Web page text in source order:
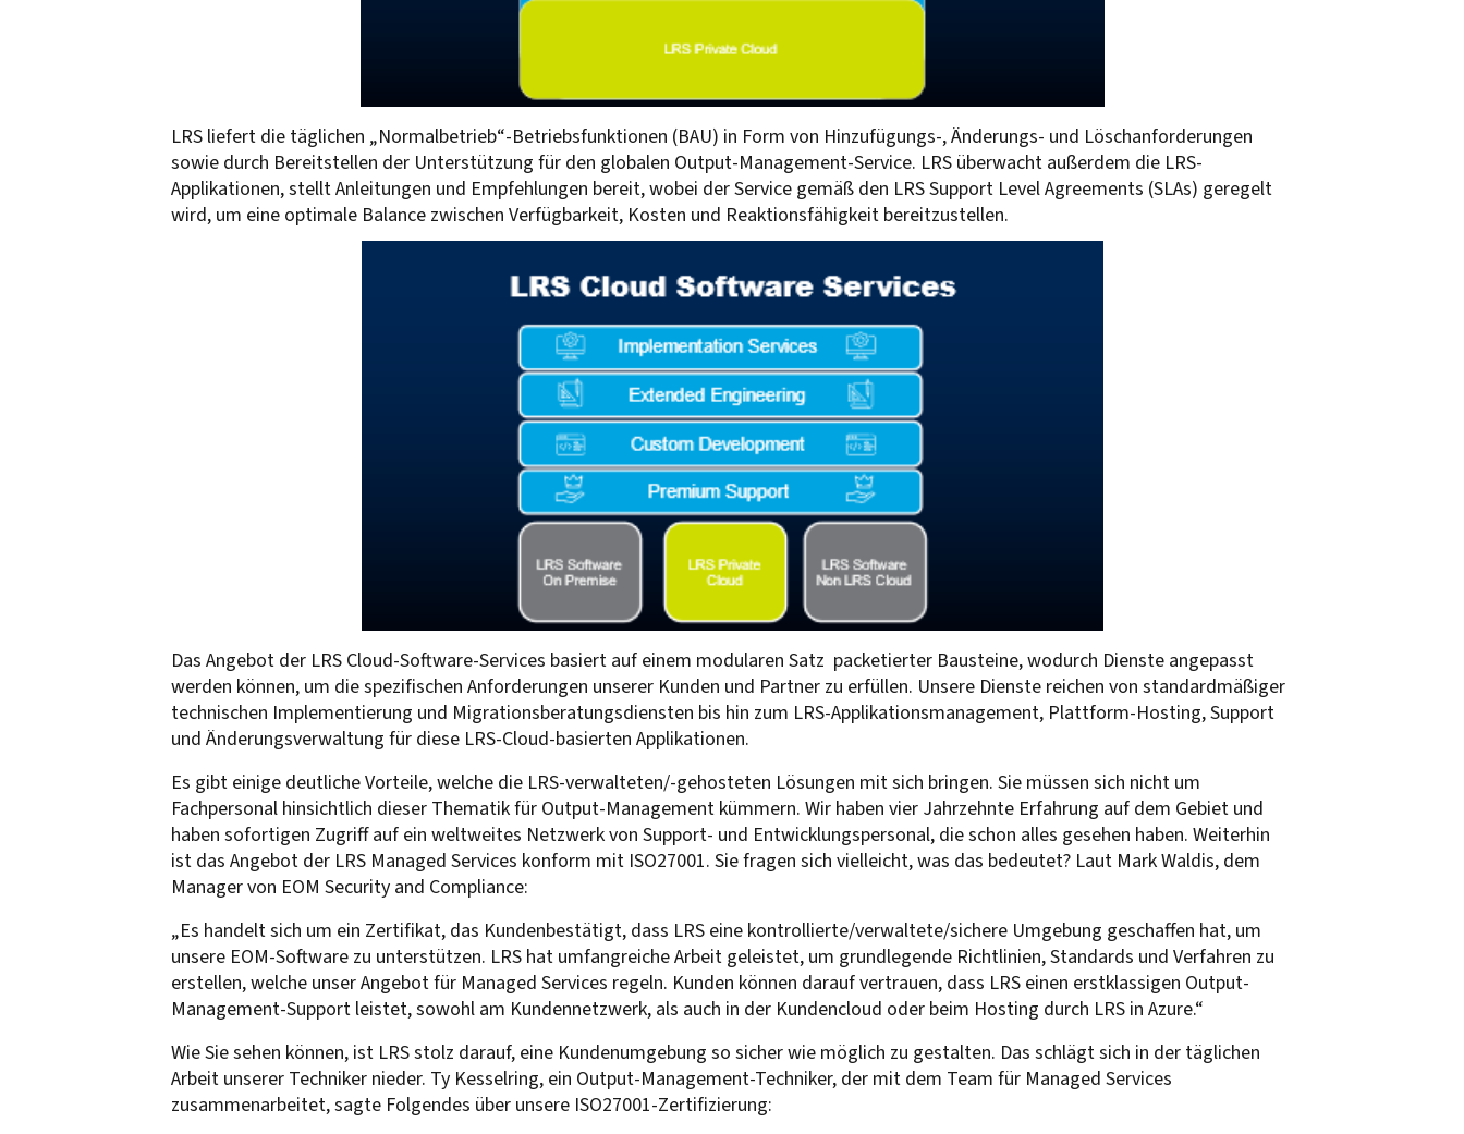
LRS liefert die täglichen „Normalbetrieb“-Betriebsfunktionen (BAU) in Form von Hinzufügungs-, Änderungs- und Löschanforderungen
sowie durch Bereitstellen der Unterstützung für den globalen Output-Management-Service. LRS überwacht außerdem die LRS-
Applikationen, stellt Anleitungen und Empfehlungen bereit, wobei der Service gemäß den LRS Support Level Agreements (SLAs) geregelt
wird, um eine optimale Balance zwischen Verfügbarkeit, Kosten und Reaktionsfähigkeit bereitzustellen.
Das Angebot der LRS Cloud-Software-Services basiert auf einem modularen Satz packetierter Bausteine, wodurch Dienste angepasst
werden können, um die spezifischen Anforderungen unserer Kunden und Partner zu erfüllen. Unsere Dienste reichen von standardmäßiger
technischen Implementierung und Migrationsberatungsdiensten bis hin zum LRS-Applikationsmanagement, Plattform-Hosting, Support
und Änderungsverwaltung für diese LRS-Cloud-basierten Applikationen.
Es gibt einige deutliche Vorteile, welche die LRS-verwalteten/-gehosteten Lösungen mit sich bringen. Sie müssen sich nicht um
Fachpersonal hinsichtlich dieser Thematik für Output-Management kümmern. Wir haben vier Jahrzehnte Erfahrung auf dem Gebiet und
haben sofortigen Zugriff auf ein weltweites Netzwerk von Support- und Entwicklungspersonal, die schon alles gesehen haben. Weiterhin
ist das Angebot der LRS Managed Services konform mit ISO27001. Sie fragen sich vielleicht, was das bedeutet? Laut Mark Waldis, dem
Manager von EOM Security and Compliance:
„Es handelt sich um ein Zertifikat, das Kundenbestätigt, dass LRS eine kontrollierte/verwaltete/sichere Umgebung geschaffen hat, um
unsere EOM-Software zu unterstützen. LRS hat umfangreiche Arbeit geleistet, um grundlegende Richtlinien, Standards und Verfahren zu
erstellen, welche unser Angebot für Managed Services regeln. Kunden können darauf vertrauen, dass LRS einen erstklassigen Output-
Management-Support leistet, sowohl am Kundennetzwerk, als auch in der Kundencloud oder beim Hosting durch LRS in Azure.“
Wie Sie sehen können, ist LRS stolz darauf, eine Kundenumgebung so sicher wie möglich zu gestalten. Das schlägt sich in der täglichen
Arbeit unserer Techniker nieder. Ty Kesselring, ein Output-Management-Techniker, der mit dem Team für Managed Services
zusammenarbeitet, sagte Folgendes über unsere ISO27001-Zertifizierung: